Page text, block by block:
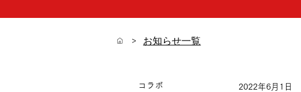
> お知らせ一覧
コラボ 2022年6月1日